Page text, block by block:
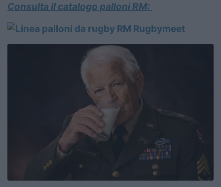
Consulta il catalogo palloni RM: